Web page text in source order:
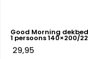
Good Morning
1 persoons 140×200/
29,95